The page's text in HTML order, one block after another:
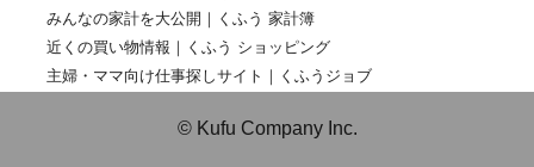
みんなの家計を大公開｜くふう 家計簿
近くの買い物情報｜くふう ショッピング
主婦・ママ向け仕事探しサイト｜くふうジョブ
© Kufu Company Inc.